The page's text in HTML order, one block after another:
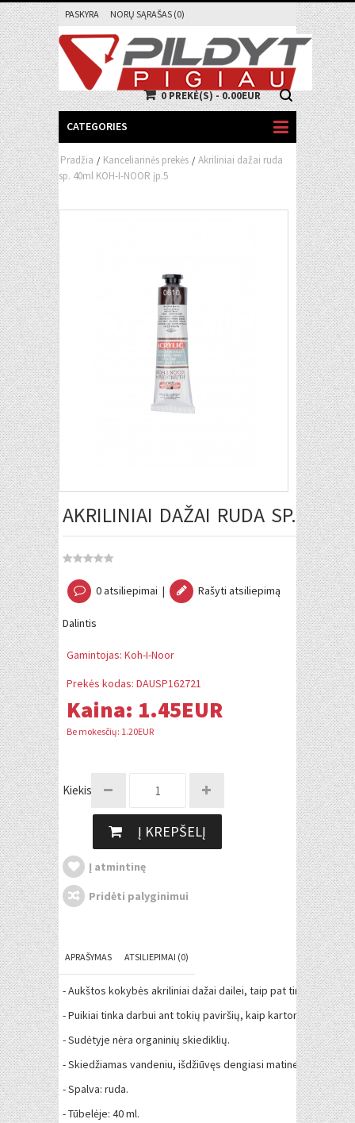
PASKYRA NORŲ SĄRAŠAS (0)
0 PREKĖ(S) - 0.00EUR
CATEGORIES
Pradžia / Kanceliarinės prekės / Akriliniai dažai ruda
sp. 40ml KOH-I-NOOR įp.5
AKRILINIAI DAŽAI RUDA SP.
0 atsiliepimai | Rašyti atsiliepimą
Dalintis
Gamintojas: Koh-I-Noor
Prekės kodas: DAUSP162721
Kaina: 1.45EUR
Be mokesčių: 1.20EUR
Kiekis:
Į KREPŠELĮ
Į atmintinę
Pridėti palyginimui
APRAŠYMAS ATSILIEPIMAI (0)
- Aukštos kokybės akriliniai dažai dailei, taip pat tinka
- Puikiai tinka darbui ant tokių paviršių, kaip kartonas, drobė,
- Sudėtyje nėra organinių skiediklių.
- Skiedžiamas vandeniu, išdžiūvęs dengiasi matine plėvele.
- Spalva: ruda.
- Tūbelėje: 40 ml.